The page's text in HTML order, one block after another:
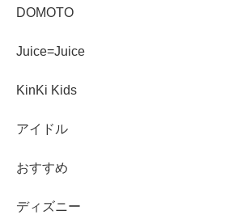
DOMOTO
Juice=Juice
KinKi Kids
アイドル
おすすめ
ディズニー